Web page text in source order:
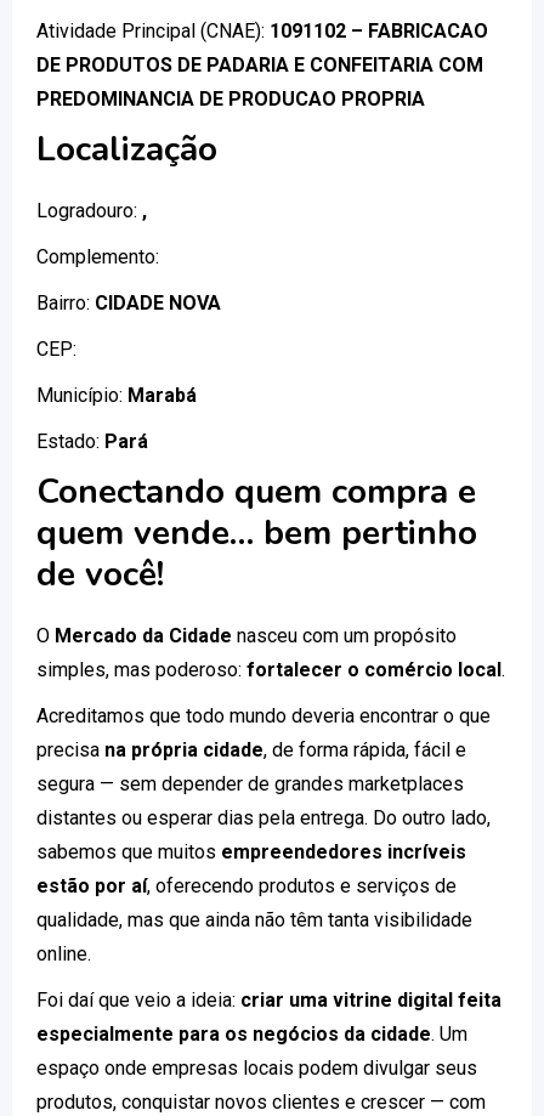
Atividade Principal (CNAE): 1091102 – FABRICACAO
DE PRODUTOS DE PADARIA E CONFEITARIA COM
PREDOMINANCIA DE PRODUCAO PROPRIA
Localização
Logradouro: ,
Complemento:
Bairro: CIDADE NOVA
CEP:
Município: Marabá
Estado: Pará
Conectando quem compra e
quem vende… bem pertinho
de você!
O Mercado da Cidade nasceu com um propósito
simples, mas poderoso: fortalecer o comércio local.
Acreditamos que todo mundo deveria encontrar o que
precisa na própria cidade, de forma rápida, fácil e
segura — sem depender de grandes marketplaces
distantes ou esperar dias pela entrega. Do outro lado,
sabemos que muitos empreendedores incríveis
estão por aí, oferecendo produtos e serviços de
qualidade, mas que ainda não têm tanta visibilidade
online.
Foi daí que veio a ideia: criar uma vitrine digital feita
especialmente para os negócios da cidade. Um
espaço onde empresas locais podem divulgar seus
produtos, conquistar novos clientes e crescer — com